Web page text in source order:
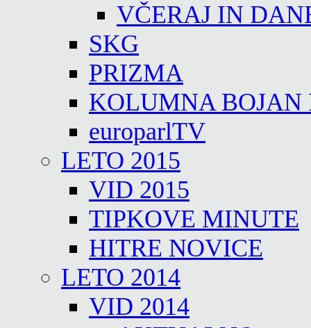
VČERAJ IN
SKG
PRIZMA
KOLUMNA BOJAN
europarlTV
LETO 2015
VID 2015
TIPKOVE MINUTE
HITRE NOVICE
LETO 2014
VID 2014